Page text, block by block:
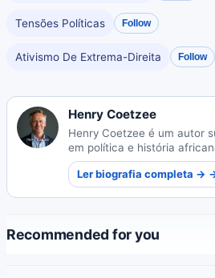
Tensões Políticas Follow
Ativismo De Extrema-Direita Follow
Henry Coetzee
Henry Coetzee é um autor
em política e história
perspicazes exploram as
sociopolíticas e narrativas
Ler biografia completa →
Recommended for you